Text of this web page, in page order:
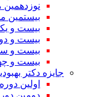
نوزدهمین
بیستمین
بیست و
بیست و
بیست و
بیست و
جایزه دکتر
اولین دوره
دومین